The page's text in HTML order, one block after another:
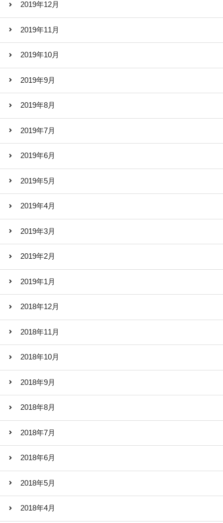
2019年12月
2019年11月
2019年10月
2019年9月
2019年8月
2019年7月
2019年6月
2019年5月
2019年4月
2019年3月
2019年2月
2019年1月
2018年12月
2018年11月
2018年10月
2018年9月
2018年8月
2018年7月
2018年6月
2018年5月
2018年4月